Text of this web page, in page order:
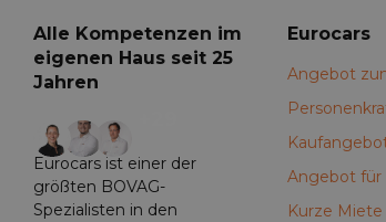
Alle Kompetenzen im
eigenen Haus seit 25
Jahren
Eurocars ist einer der
größten BOVAG-
Spezialisten in den
Eurocars
Angebot
Angebot für
Kurze Miete